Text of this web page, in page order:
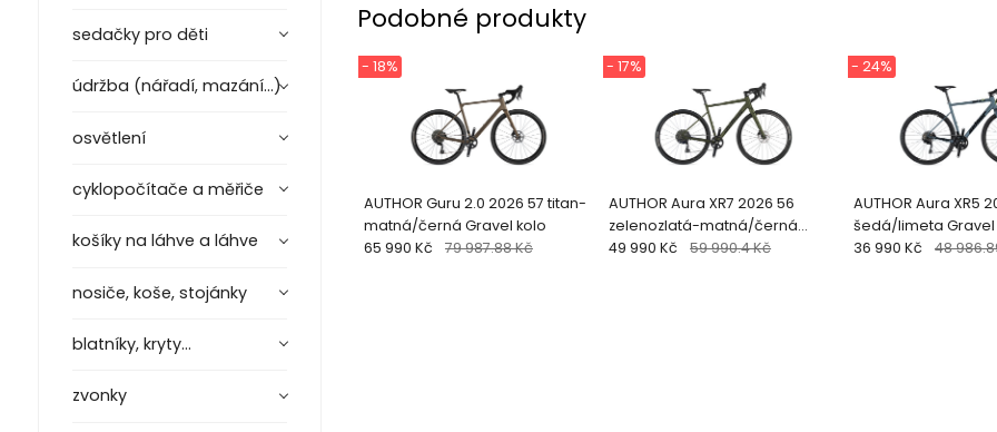
sedačky pro děti
údržba (nářadí, mazání...)
osvětlení
cyklopočítače a měřiče
košíky na láhve a láhve
nosiče, koše, stojánky
blatníky, kryty...
zvonky
Podobné produkty
AUTHOR Guru 2.0 2026 57 titan-
matná/černá Gravel kolo
- 18%
65 990 Kč 79 987.88 Kč
AUTHOR Aura XR7 2026 56
zelenozlatá-matná/černá
Gravel kolo
- 17%
49 990 Kč 59 990.4 Kč
AUTHOR Aura XR5
šedá/limeta Gravel
- 24%
36 990 Kč 48